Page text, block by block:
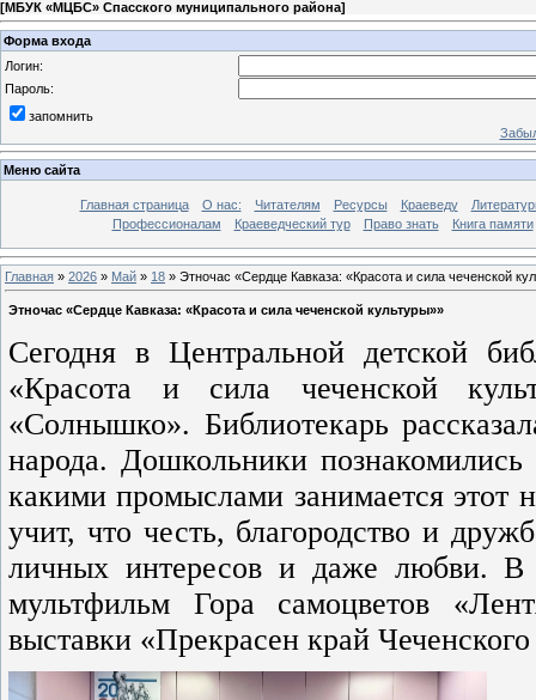
[МБУК «МЦБС» Спасского муниципального района]
Форма входа
Логин:
Пароль:
запомнить
Меню сайта
Главная страница О нас: Читателям Ресурсы Краеведу
Профессионалам
Краеведческий тур Право знать Книга памяти
Главная » 2026 » Май » 18 » Этночас «Сердце Кавказа: «Красота и сила чеченской
Этночас «Сердце Кавказа: «Красота и сила чеченской культуры»»
Сегодня в Центральной детской
«Красота и сила чеченской
«Солнышко». Библиотекарь
народа. Дошкольники
какими промыслами занимается этот
учит, что честь, благородство и
личных интересов и даже любви. В
мультфильм Гора самоцветов
выставки «Прекрасен край